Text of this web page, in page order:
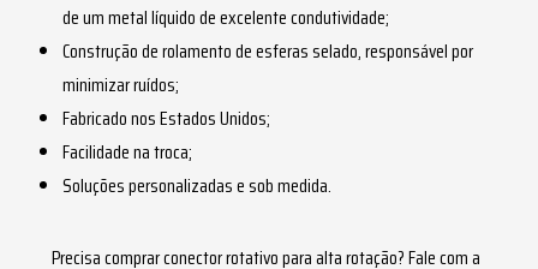
de um metal líquido de excelente condutividade;
Construção de rolamento de esferas selado, responsável por
minimizar ruídos;
Fabricado nos Estados Unidos;
Facilidade na troca;
Soluções personalizadas e sob medida.
Precisa comprarconector rotativo para alta rotação? Fale com a